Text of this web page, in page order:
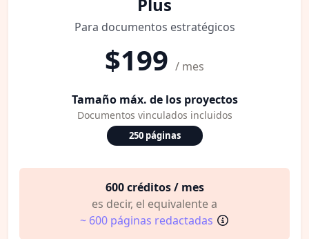
Para documentos estratégicos
$199 / mes
Tamaño máx. de los proyectos
Documentos vinculados incluidos
250 páginas
600 créditos / mes
es decir, el equivalente a
~ 600 páginas redactadas